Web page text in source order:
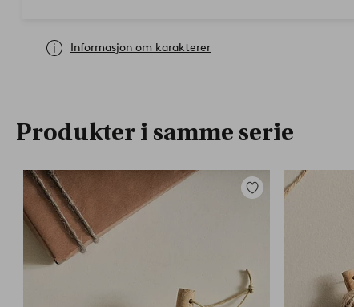
Informasjon om karakterer
Produkter i samme serie
Legg